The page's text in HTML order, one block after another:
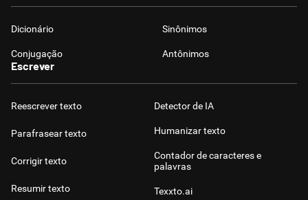
Dicionário Sinônimos
Conjugação Antônimos
Escrever
Reescrever texto
Parafrasear texto
Corrigir texto
Resumir texto
Detector de IA
Humanizar texto
Contador de caracteres e
palavras
Texxto.ai